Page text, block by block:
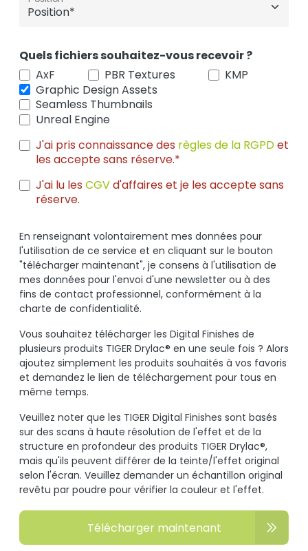
Quels fichiers souhaitez-vous recevoir ?
AxF
PBR Textures
KMP
Graphic Design Assets
Seamless Thumbnails
Unreal Engine
J'ai pris connaissance des règles de la RGPDet
les accepte sans réserve.*
J'ai lu les CGVd'affaires et je les accepte sans
réserve.
En renseignant volontairement mes données pour
l'utilisation de ce service et en cliquant sur le bouton
"télécharger maintenant", je consens à l'utilisation de
mes données pour l'envoi d'une newsletter ou à des
fins de contact professionnel, conformément à la
charte de confidentialité.
Vous souhaitez télécharger les Digital Finishes de
plusieurs produits TIGER Drylac® en une seule fois ? Alors
ajoutez simplement les produits souhaités à vos favoris
et demandez le lien de téléchargement pour tous en
même temps.
Veuillez noter que les TIGER Digital Finishes sont basés
sur des scans à haute résolution de l'effet et de la
structure en profondeur des produits TIGER Drylac®,
mais qu'ils peuvent différer de la teinte/l'effet original
selon l'écran. Veuillez demander un échantillon original
revêtu par poudre pour vérifier la couleur et l'effet.
Télécharger maintenant